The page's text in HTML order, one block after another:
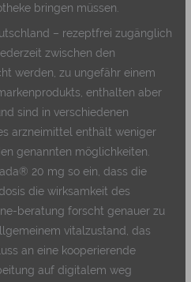
bringen müssen.
– rezeptfrei zugänglich
zwischen den
werden, zu ungefähr einem
enthalten aber
sind in verschiedenen
arzneimittel enthält weniger
genannten möglichkeiten.
20 mg so ein, dass die
die wirksamkeit des
beratung forscht genauer zu
vitalzustand, das
an eine kooperierende
auf digitalem weg